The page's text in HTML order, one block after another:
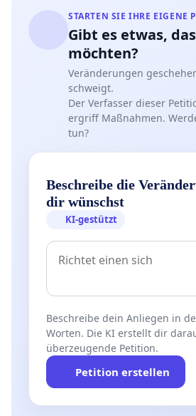
STARTEN SIE IHRE EIGENE
Gibt es etwas,
möchten?
Veränderungen
schweigt.
Der Verfasser dieser
ergriff Maßnahmen.
tun?
Beschreibe die
dir wünschst
KI-gestützt
Beschreibe dein Anliegen in
Worten. Die KI erstellt dir
überzeugende Petition.
Petition erstellen